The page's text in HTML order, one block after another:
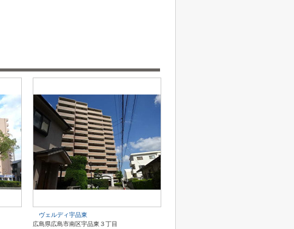
ヴェルディ宇品東
広島県広島市南区宇品東３丁目